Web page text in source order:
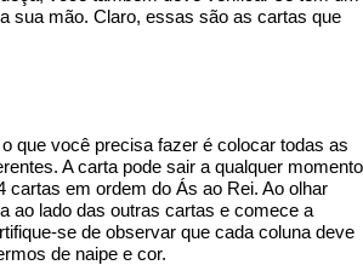
sua mão. Claro, essas são as cartas que
que você precisa fazer é colocar todas as
A carta pode sair a qualquer momento
cartas em ordem do Ás ao Rei. Ao olhar
ao lado das outras cartas e comece a
se de observar que cada coluna deve
de naipe e cor.